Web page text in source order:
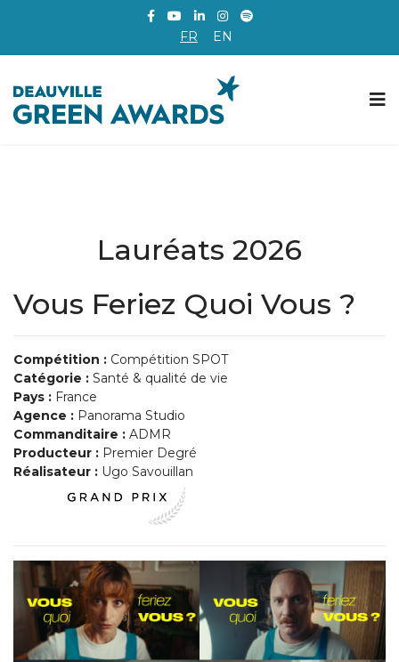
FR EN
Lauréats 2026
Vous Feriez Quoi Vous ?
Compétition : Compétition SPOT
Catégorie : Santé & qualité de vie
Pays : France
Agence : Panorama Studio
Commanditaire : ADMR
Producteur : Premier Degré
Réalisateur : Ugo Savouillan